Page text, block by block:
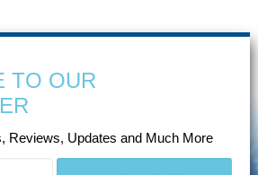
TO OUR
Reviews, Updates and Much More